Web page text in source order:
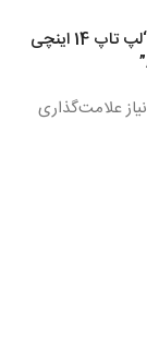
اولین نفری باشید که دیدگاهی را ارسال می کنید برای “لپ تاپ 14 اینچی
علامت‌گذاری